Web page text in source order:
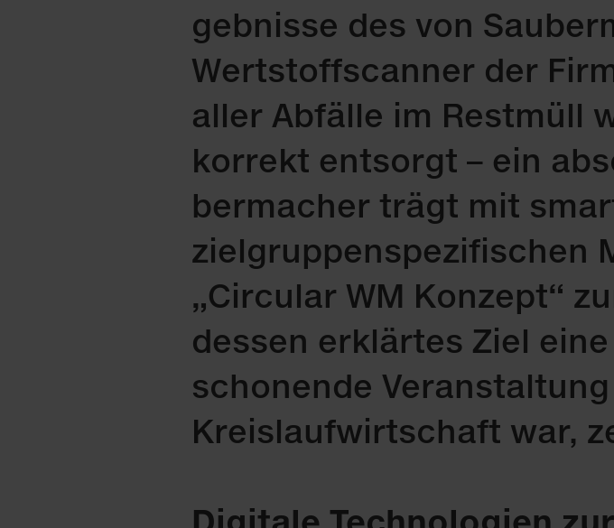
geb­nis­se des von
Wertstoffscanner der
al­ler Ab­fäl­le im Rest­müll
kor­rekt ent­sorgt – ein
ber­ma­cher trägt mit
ziel­grup­pen­spe­zi­fi­schen
„Cir­cu­lar WM Kon­zept“
des­sen er­klär­tes Ziel
scho­nen­de
Kreis­lauf­wirt­schaft war,